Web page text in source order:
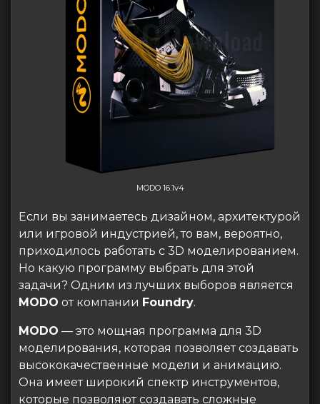
MODO 16.1v4
Если вы занимаетесь дизайном, архитектурой
или игровой индустрией, то вам, вероятно,
приходилось работать с 3D моделированием.
Но какую программу выбрать для этой
задачи? Одним из лучших выборов является
MODO от компании Foundry.
MODO — это мощная программа для 3D
моделирования, которая позволяет создавать
высококачественные модели и анимацию.
Она имеет широкий спектр инструментов,
которые позволяют создавать сложные